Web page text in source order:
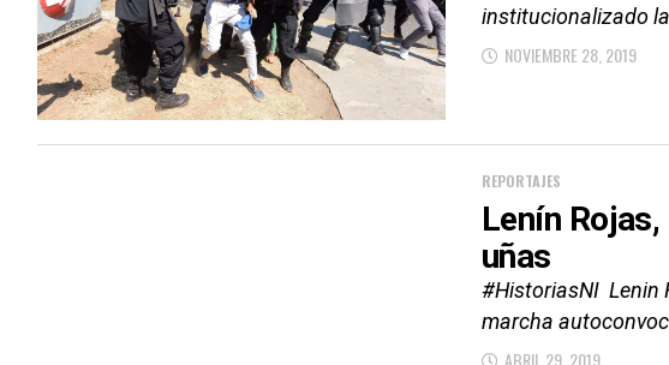
institucionalizado
NOVIEMBRE 28, 2019
REPORTAJES
Lenín
uñas
#HistoriasNI Lenin
marcha
ABRIL 29, 2019